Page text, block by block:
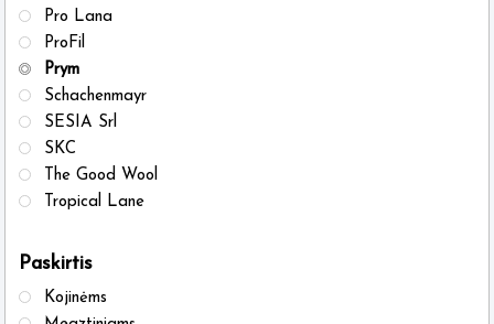
Pro Lana
ProFil
Prym
Schachenmayr
SESIA Srl
SKC
The Good Wool
Tropical Lane
Paskirtis
Kojinėms